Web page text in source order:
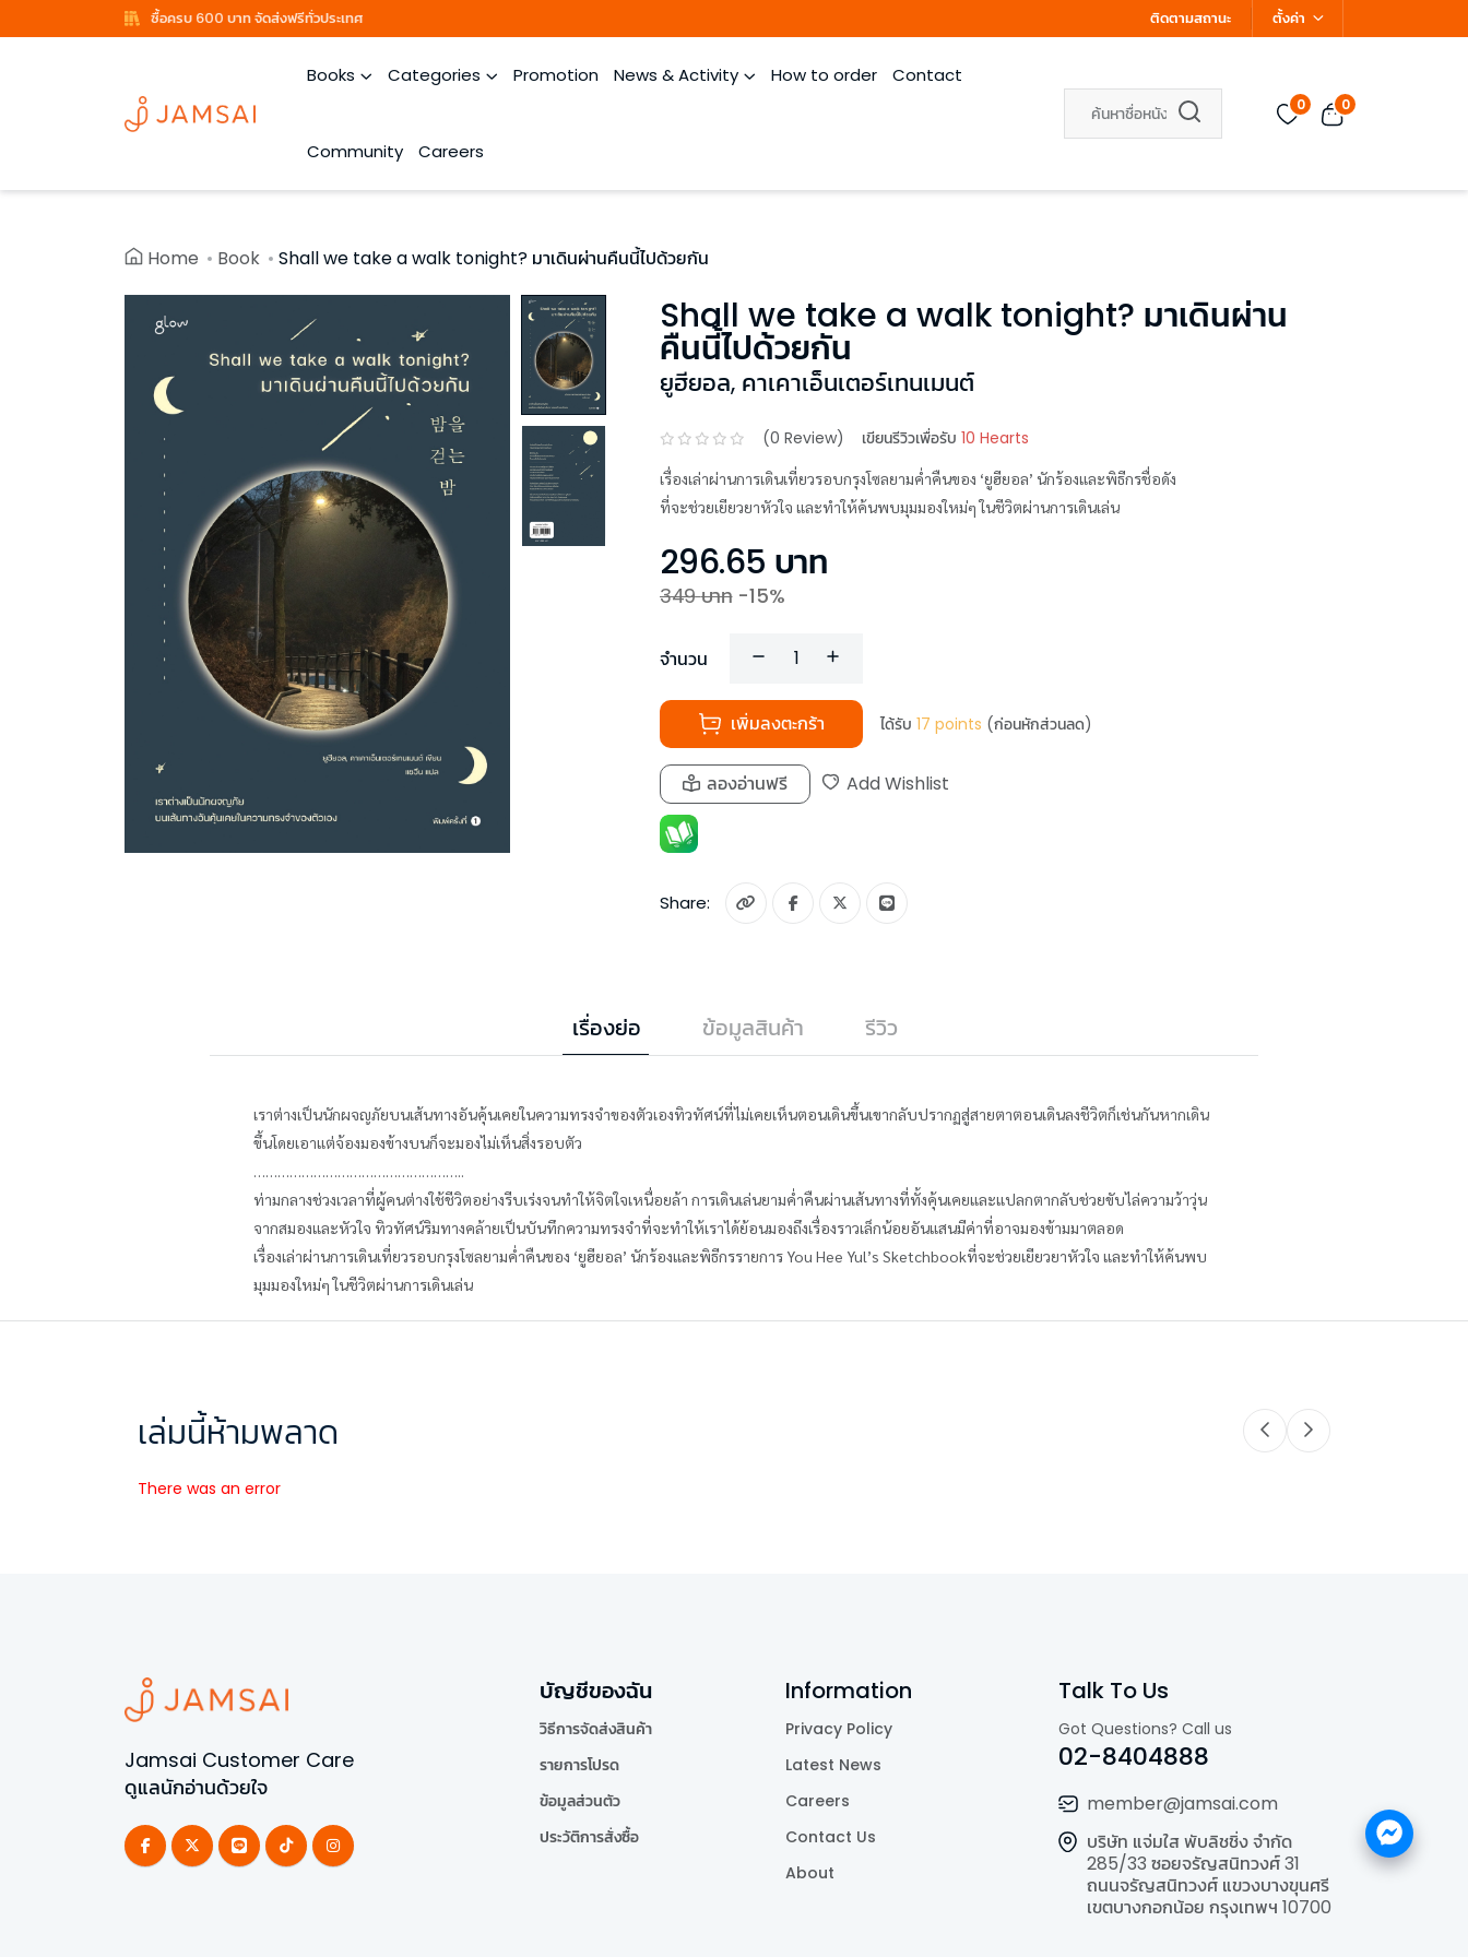
ซื้อครบ 600 บาท จัดส่งฟรีทั่วประเทศ ติดตามสถานะ ตั้งค่า
Books Categories Promotion News & Activity How to order Contact
Community Careers
0 0
Home Book Shall we take a walk tonight? มาเดินผ่านคืนนี้ไปด้วยกัน
Shall we take a walk tonight? มาเดินผ่าน
คืนนี้ไปด้วยกัน
ยูฮียอล, คาเคาเอ็นเตอร์เทนเมนต์
(0 Review) เขียนรีวิวเพื่อรับ 10 Hearts
เรื่องเล่าผ่านการเดินเที่ยวรอบกรุงโซลยามค่ำคืนของ ‘ยูฮียอล’ นักร้องและพิธีกรชื่อดัง
ที่จะช่วยเยียวยาหัวใจ และทำให้ค้นพบมุมมองใหม่ๆ ในชีวิตผ่านการเดินเล่น
296.65 บาท
349บาท -15%
จำนวน
เพิ่มลงตะกร้า ได้รับ 17 points (ก่อนหักส่วนลด)
ลองอ่านฟรี Add Wishlist
Share:
เรื่องย่อ ข้อมูลสินค้า รีวิว
เราต่างเป็นนักผจญภัยบนเส้นทางอันคุ้นเคยในความทรงจำของตัวเองทิวทัศน์ที่ไม่เคยเห็นตอนเดินขึ้นเขากลับปรากฏสู่สายตาตอนเดินลงชีวิตก็เช่นกันหากเดิน
ขึ้นโดยเอาแต่จ้องมองข้างบนก็จะมองไม่เห็นสิ่งรอบตัว
……………………………………………..
ท่ามกลางช่วงเวลาที่ผู้คนต่างใช้ชีวิตอย่างรีบเร่งจนทำให้จิตใจเหนื่อยล้า การเดินเล่นยามค่ำคืนผ่านเส้นทางที่ทั้งคุ้นเคยและแปลกตากลับช่วยขับไล่ความว้าวุ่น
จากสมองและหัวใจ ทิวทัศน์ริมทางคล้ายเป็นบันทึกความทรงจำที่จะทำให้เราได้ย้อนมองถึงเรื่องราวเล็กน้อยอันแสนมีค่าที่อาจมองข้ามมาตลอด
เรื่องเล่าผ่านการเดินเที่ยวรอบกรุงโซลยามค่ำคืนของ ‘ยูฮียอล’ นักร้องและพิธีกรรายการ You Hee Yul’s Sketchbookที่จะช่วยเยียวยาหัวใจ และทำให้ค้นพบ
มุมมองใหม่ๆ ในชีวิตผ่านการเดินเล่น
เล่มนี้ห้ามพลาด
There was an error
Jamsai Customer Care
ดูแลนักอ่านด้วยใจ
บัญชีของฉัน
วิธีการจัดส่งสินค้า
รายการโปรด
ข้อมูลส่วนตัว
ประวัติการสั่งซื้อ
Information
Privacy Policy
Latest News
Careers
Contact Us
About
Talk To Us
Got Questions? Call us
02-8404888
member@jamsai.com
บริษัท แจ่มใส พับลิชชิ่ง จำกัด
285/33 ซอยจรัญสนิทวงศ์ 31
ถนนจรัญสนิทวงศ์ แขวงบางขุนศรี
เขตบางกอกน้อย กรุงเทพฯ 10700